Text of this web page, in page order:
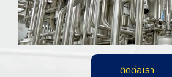
ติดต่อเรา